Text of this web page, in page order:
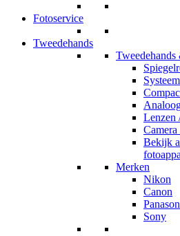
Fotoservice
Tweedehands
Lenzen
Bekijk
Merken
Nikon
Canon
Sony